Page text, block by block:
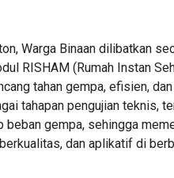
Warga Binaan dilibatkan
RISHAM (Rumah Instan
tahan gempa, efisien,
tahapan pengujian teknis,
beban gempa, sehingga
dan aplikatif di